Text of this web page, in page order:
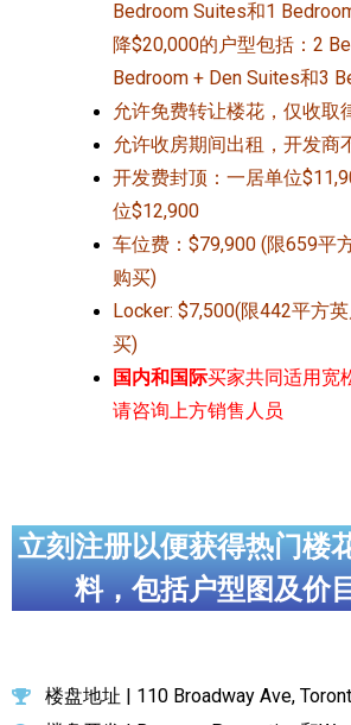
Bedroom Suites和1
降$20,000的户型包括：2
Bedroom + Den Suites和3
允许免费转让楼花，仅收取
允许收房期间出租，开发商
开发费封顶：一居单位
位$12,900
车位费： $79,900 (限659平
购买)
Locker: $7,500(限442平方
买)
国内和国际买家共同适用宽
请咨询上方销售人员
立刻注册以便获得热门楼
料，包括户型图及价
楼盘地址 | 110 Broadway Ave,